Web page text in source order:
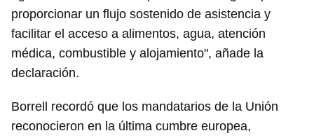
proporcionar un flujo sostenido de asistencia y
facilitar el acceso a alimentos, agua, atención
médica, combustible y alojamiento", añade la
declaración.
Borrell recordó que los mandatarios de la Unión
reconocieron en la última cumbre europea,